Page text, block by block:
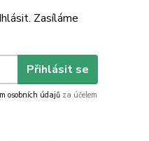
Zasíláme
Přihlásit se
osobních údajů za účelem